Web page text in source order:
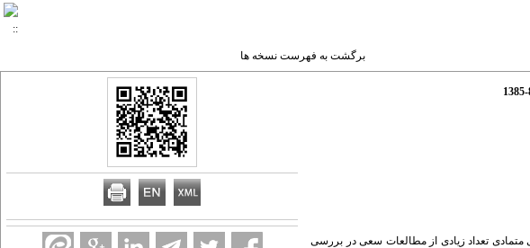
برگشت به فهرست نسخه ها
تعداد زیادی از مطالعات سعی در بررسی